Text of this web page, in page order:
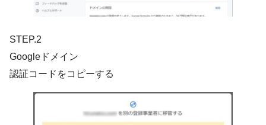
STEP.2
Googleドメイン
認証コードをコピーする